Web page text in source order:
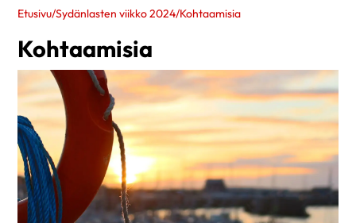
Etusivu/Sydänlasten viikko 2024/Kohtaamisia
Kohtaamisia